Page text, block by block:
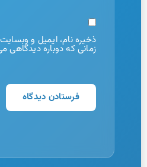
ذخیره نام، ایمیل و
زمانی که دوباره دیدگاهی